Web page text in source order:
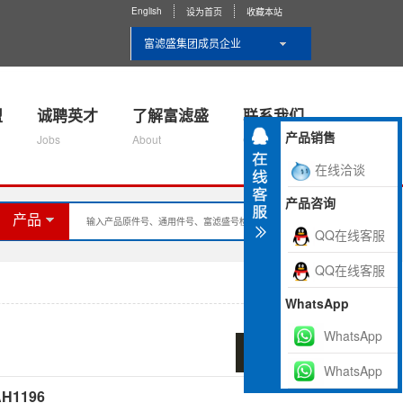
English 设为首页 收藏本站
富滤盛集团成员企业
诚聘英才
Jobs
了解富滤盛
About
联系我们
Contact Us
产品
返回列表
产品销售
在线洽谈
产品咨询
QQ在线客服
QQ在线客服
WhatsApp
WhatsApp
WhatsApp